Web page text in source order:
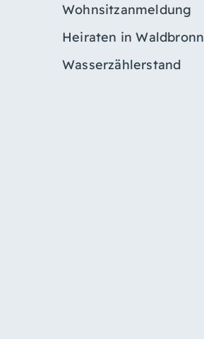
Wohnsitzanmeldung
Heiraten in Waldbronn
Wasserzählerstand